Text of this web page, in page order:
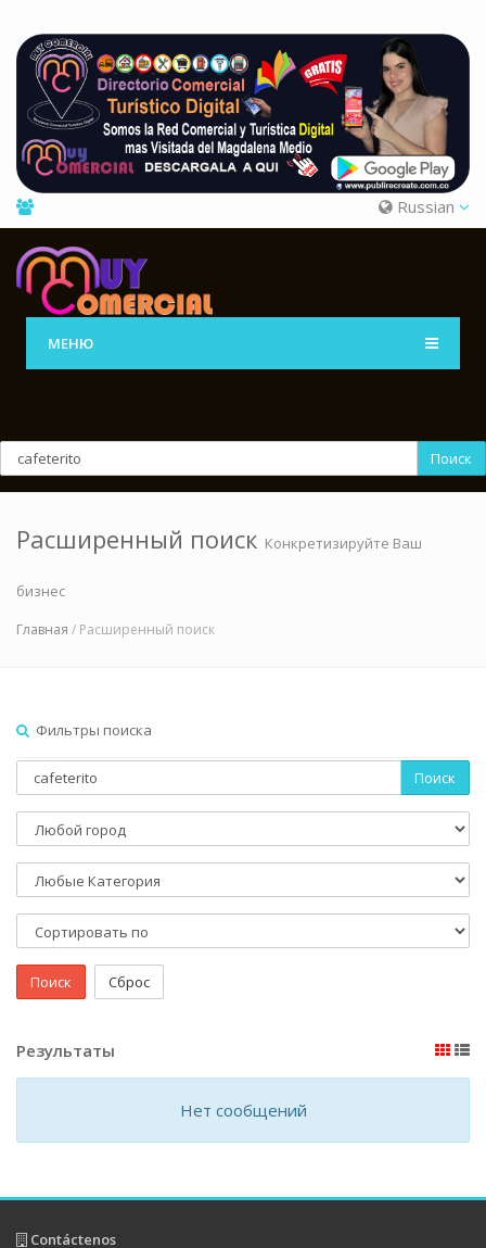
Russian
МЕНЮ
Поиск
Расширенный поиск Конкретизируйте Ваш
бизнес
Главная / Расширенный поиск
Фильтры поиска
Поиск
Поиск Сброс
Результаты
Нет сообщений
Contáctenos